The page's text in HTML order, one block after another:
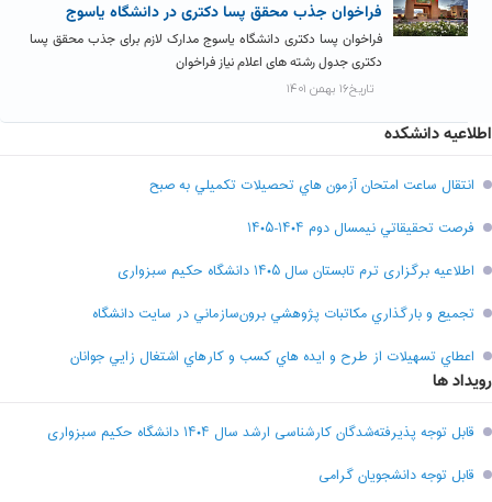
فراخوان جذب محقق پسا دکتری در دانشگاه یاسوج
فراخوان پسا دکتری دانشگاه یاسوج مدارک لازم برای جذب محقق پسا
دکتری جدول رشته های اعلام نیاز فراخوان
تاریخ۱۶ بهمن ۱۴۰۱
اطلاعیه دانشکده
انتقال ساعت امتحان آزمون هاي تحصيلات تکميلي به صبح
فرصت تحقيقاتي نیمسال دوم ۱۴۰۴-۱۴۰۵
اطلاعیه برگزاری ترم تابستان سال ۱۴۰۵ دانشگاه حکیم سبزواری
تجميع و بارگذاري مکاتبات پژوهشي برون‌سازماني در سايت دانشگاه
اعطاي تسهيلات از طرح و ايده هاي کسب و کارهاي اشتغال زايي جوانان
رویداد ها
قابل توجه پذیرفته‌شدگان کارشناسی ارشد سال ۱۴۰۴ دانشگاه حکیم سبزواری
قابل توجه دانشجویان گرامی